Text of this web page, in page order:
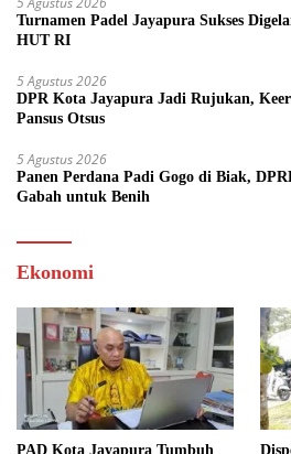
Turnamen Padel Jayapura Sukses
HUT RI
5 Agustus 2026
DPR Kota Jayapura Jadi Rujukan,
Pansus Otsus
5 Agustus 2026
Panen Perdana Padi Gogo di Biak,
Gabah untuk Benih
Ekonomi
PAD Kota Jayapura Tumbuh